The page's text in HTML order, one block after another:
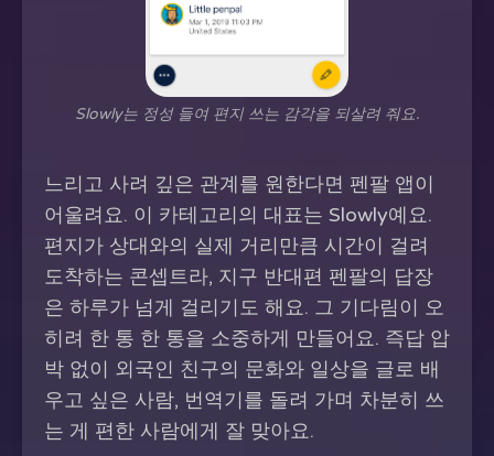
Slowly는 정성 들여 편지 쓰는 감각을 되살려 줘요.
느리고 사려 깊은 관계를 원한다면 펜팔 앱이
어울려요. 이 카테고리의 대표는 Slowly예요.
편지가 상대와의 실제 거리만큼 시간이 걸려
도착하는 콘셉트라, 지구 반대편 펜팔의 답장
은 하루가 넘게 걸리기도 해요. 그 기다림이 오
히려 한 통 한 통을 소중하게 만들어요. 즉답 압
박 없이 외국인 친구의 문화와 일상을 글로 배
우고 싶은 사람, 번역기를 돌려 가며 차분히 쓰
는 게 편한 사람에게 잘 맞아요.